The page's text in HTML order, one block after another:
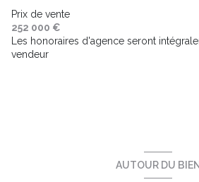
accès handicapé
Prix de vente
252 000 €
Les honoraires d'agence seront
vendeur
AUTOUR DU